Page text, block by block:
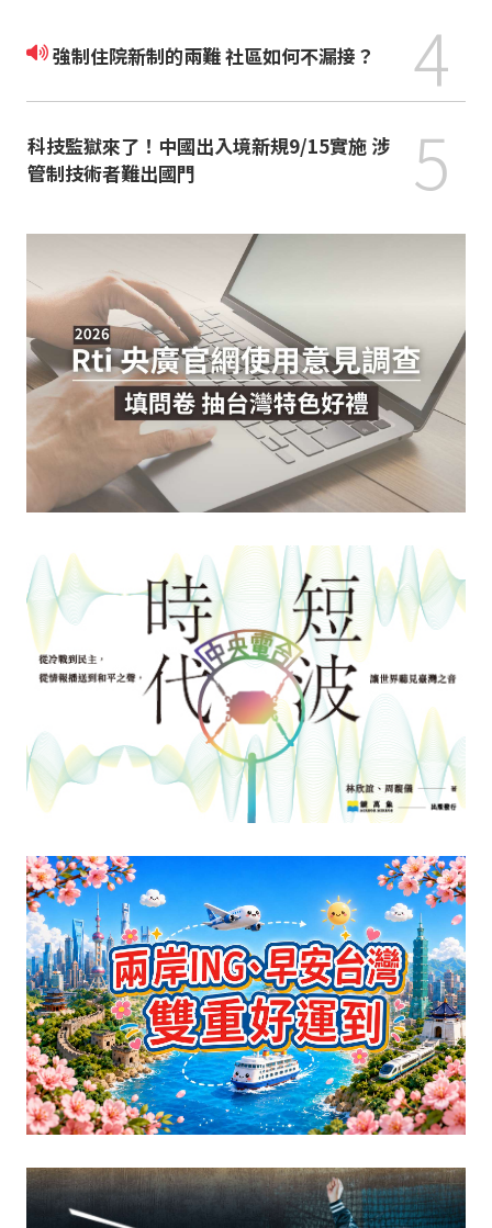
強制住院新制的兩難 社區如何不漏接？ 4
科技監獄來了！中國出入境新規9/15實施 涉
管制技術者難出國門
5